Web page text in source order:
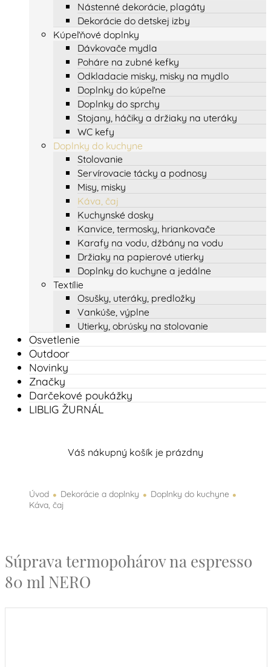
Nástenné dekorácie, plagáty
Dekorácie do detskej izby
Kúpeľňové doplnky
Dávkovače mydla
Poháre na zubné kefky
Odkladacie misky, misky na mydlo
Doplnky do kúpeľne
Doplnky do sprchy
Stojany, háčiky a držiaky na uteráky
WC kefy
Doplnky do kuchyne
Stolovanie
Servírovacie tácky a podnosy
Misy, misky
Káva, čaj
Kuchynské dosky
Kanvice, termosky, hriankovače
Karafy na vodu, džbány na vodu
Držiaky na papierové utierky
Doplnky do kuchyne a jedálne
Textílie
Osušky, uteráky, predložky
Vankúše, výplne
Utierky, obrúsky na stolovanie
Osvetlenie
Outdoor
Novinky
Značky
Darčekové poukážky
LIBLIG ŽURNÁL
Váš nákupný košík je prázdny
Úvod • Dekorácie a doplnky • Doplnky do kuchyne •
Káva, čaj
Súprava termopohárov na espresso
80 ml NERO